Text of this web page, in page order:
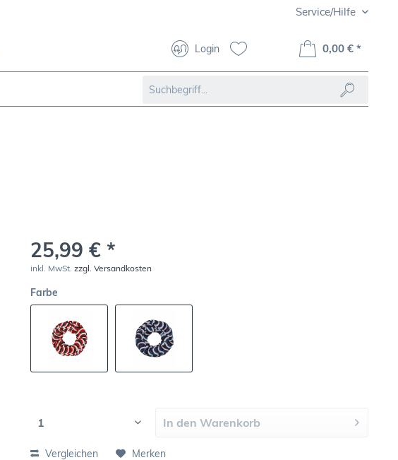
Service/Hilfe
Login 0,00 € *
25,99 € *
inkl. MwSt.zzgl. Versandkosten
Farbe
In den Warenkorb
Vergleichen Merken